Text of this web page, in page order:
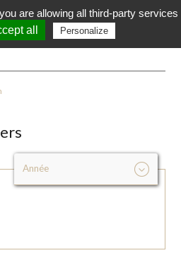
you are allowing all third-party services
all
Personalize